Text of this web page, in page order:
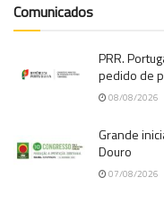
Comunicados
PRR.
pedido de
08/08/2026
Grande
Douro
07/08/2026